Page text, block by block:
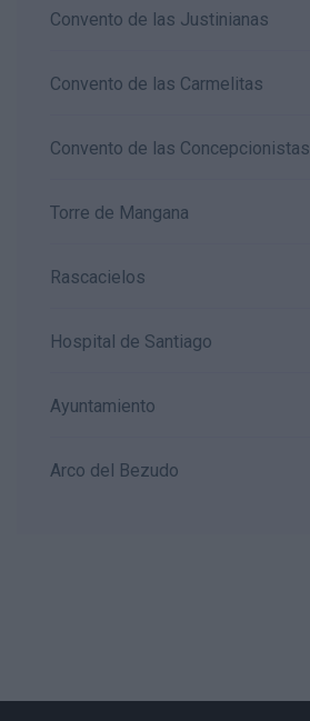
Convento de las Justinianas
Convento de las Carmelitas
Convento de las Concepcionistas
Torre de Mangana
Rascacielos
Hospital de Santiago
Ayuntamiento
Arco del Bezudo